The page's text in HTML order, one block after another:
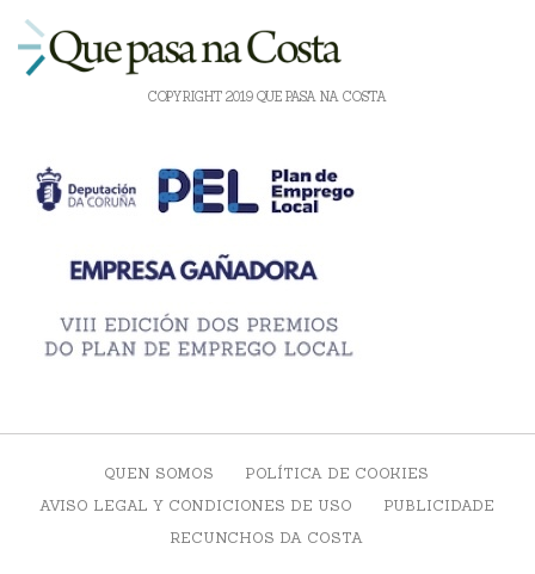
COPYRIGHT 2019 QUE PASA NA COSTA
QUEN SOMOS
POLÍTICA DE COOKIES
AVISO LEGAL Y CONDICIONES DE USO
PUBLICIDADE
RECUNCHOS DA COSTA